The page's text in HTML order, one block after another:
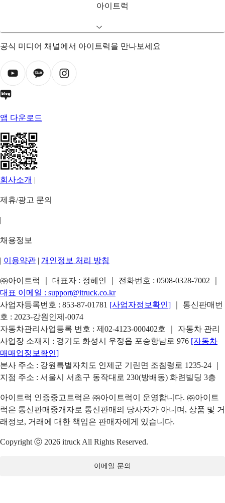
아이트럭
공식 미디어 채널에서 아이트럭을 만나보세요
앱 다운로드
회사소개 |
제휴/광고 문의
|
채용정보
| 이용약관 | 개인정보 처리 방침
㈜아이트럭 ｜ 대표자 : 정혜인 ｜ 전화번호 : 0508-0328-7002
대표 이메일 : support@itruck.co.kr
사업자등록번호 : 853-87-01781 [사업자정보확인]
｜ 통신판매번
호 : 2023-강원인제-0074
자동차관리사업등록 번호 : 제02-4123-000402호 ｜ 자동차 관리
사업장 소재지 : 경기도 화성시 우정읍 포승항남로 976 [자동차
매매업정보확인]
본사 주소 : 강원특별자치도 인제군 기린면 조침령로 1235-24 ｜
지점 주소 : 서울시 서초구 동작대로 230(방배동) 화련빌딩 3층
아이트럭 인증중고트럭은 ㈜아이트럭이 운영합니다. ㈜아이트
럭은 통신판매중개자로 통신판매의 당사자가 아니며, 상품 및 거
래정보, 거래에 대한 책임은 판매자에게 있습니다.
Copyright ⓒ 2026 itruck All Rights Reserved.
이메일 문의